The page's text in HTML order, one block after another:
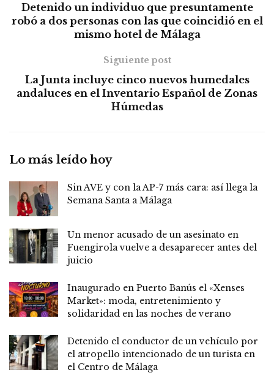
Detenido un individuo que presuntamente
robó a dos personas con las que coincidió en el
mismo hotel de Málaga
Siguiente post
La Junta incluye cinco nuevos humedales
andaluces en el Inventario Español de Zonas
Húmedas
Lo más leído hoy
Sin AVE y con la AP-7 más cara: así llega la
Semana Santa a Málaga
Un menor acusado de un asesinato en
Fuengirola vuelve a desaparecer antes del
juicio
Inaugurado en Puerto Banús el «Xenses
Market»: moda, entretenimiento y
solidaridad en las noches de verano
Detenido el conductor de un vehículo por
el atropello intencionado de un turista en
el Centro de Málaga